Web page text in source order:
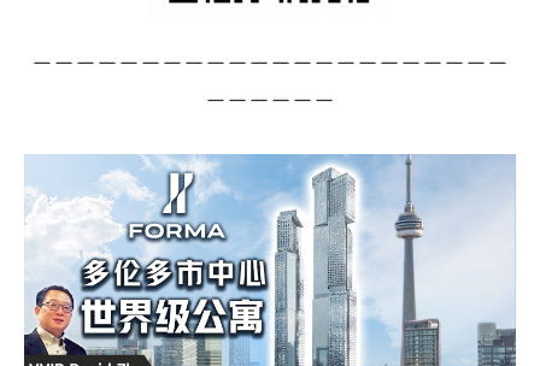
－－－－－－－－－－－－－－－－－－－－－－
－－－－－－